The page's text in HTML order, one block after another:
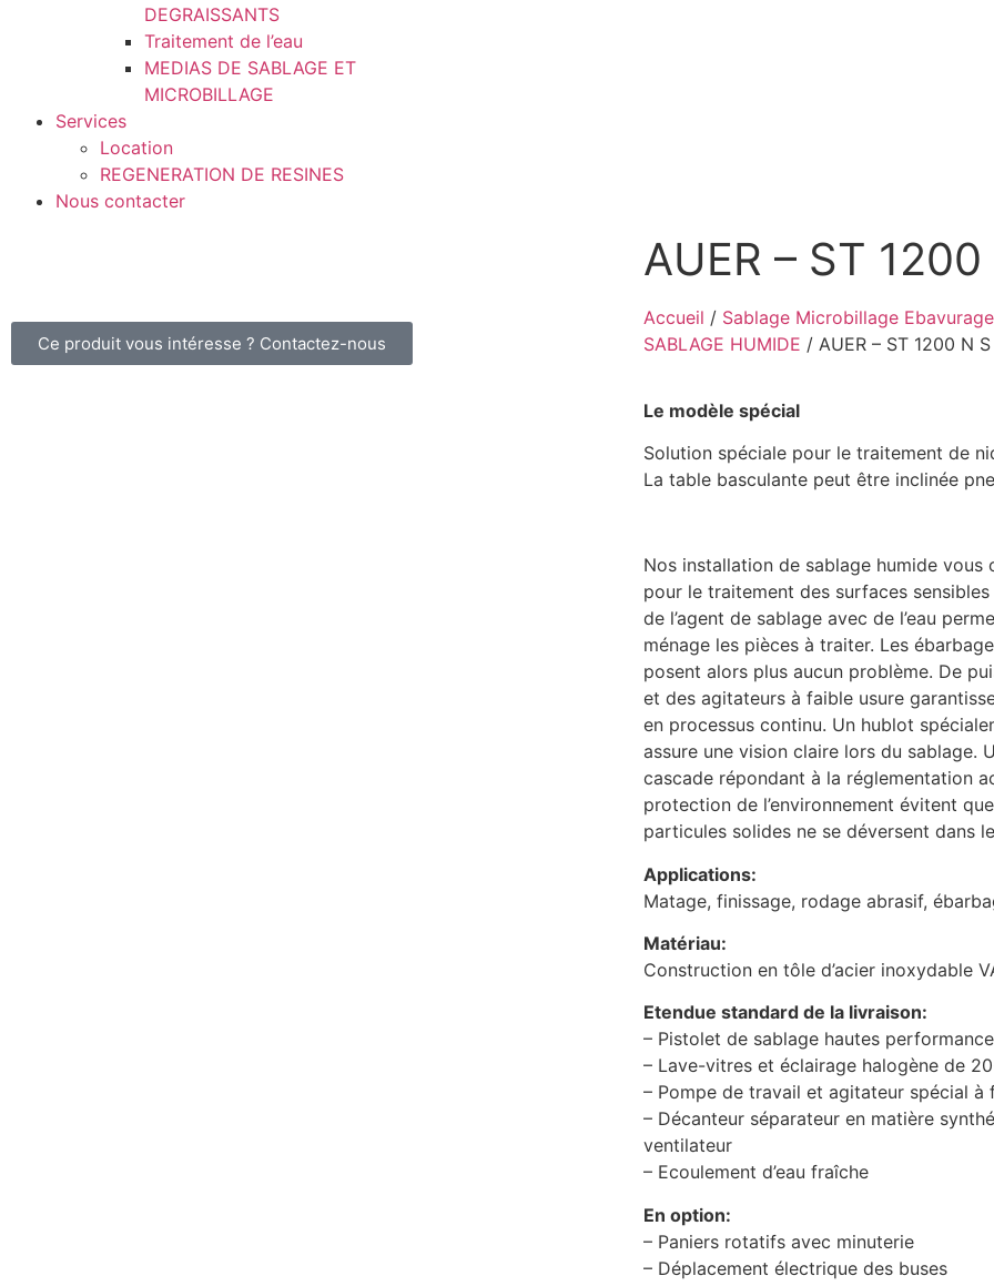
DEGRAISSANTS
Traitement de l’eau
MEDIAS DE SABLAGE ET
MICROBILLAGE
Services
Location
REGENERATION DE RESINES
Nous contacter
Ce produit vous intéresse ? Contactez-nous
AUER – ST
Accueil / Sablage Microbillage Ebavurage
SABLAGE HUMIDE / AUER – ST 1200 N S
Le modèle spécial
Solution spéciale pour le traitement de
La table basculante peut être inclinée
Nos installation de sablage humide
pour le traitement des surfaces
de l’agent de sablage avec de l’eau
ménage les pièces à traiter. Les
posent alors plus aucun problème. De
et des agitateurs à faible usure
en processus continu. Un hublot
assure une vision claire lors du sablage.
cascade répondant à la réglementation
protection de l’environnement évitent
particules solides ne se déversent dans
Applications:
Matage, finissage, rodage abrasif,
Matériau:
Construction en tôle d’acier inoxydable
Etendue standard de la livraison:
– Pistolet de sablage hautes
– Lave-vitres et éclairage halogène de
– Pompe de travail et agitateur spécial à
– Décanteur séparateur en matière
ventilateur
– Ecoulement d’eau fraîche
En option:
– Paniers rotatifs avec minuterie
– Déplacement électrique des buses